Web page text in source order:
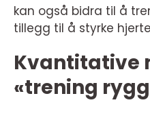
kan også bidra til å
tillegg til å styrke
Kvantitative
«trening